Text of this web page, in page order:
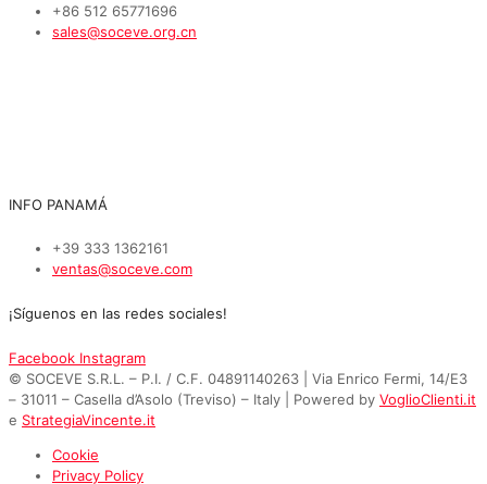
+86 512 65771696
sales@soceve.org.cn
INFO PANAMÁ
+39 333 1362161
ventas@soceve.com
¡Síguenos en las redes sociales!
Facebook Instagram
© SOCEVE S.R.L. – P.I. / C.F. 04891140263 | Via Enrico Fermi, 14/E3
– 31011 – Casella d’Asolo (Treviso) – Italy | Powered by VoglioClienti.it
e StrategiaVincente.it
Cookie
Privacy Policy